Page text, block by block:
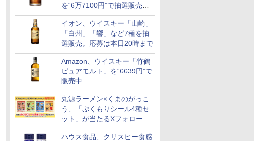
を“6万7100円”で抽選販売。
店頭で9日まで受付
イオン、ウイスキー「山崎」
「白州」「響」など7種を抽
選販売。応募は本日20時まで
Amazon、ウイスキー「竹鶴
ピュアモルト」を“6639円”で
販売中
丸源ラーメン×くまのがっこ
う、「ぷくもりシール4種セ
ット」が当たるXフォロー＆
リポストキャンペーン実施
ハウス食品、クリスピー食感